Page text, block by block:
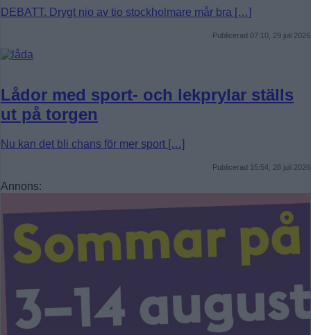
DEBATT. Drygt nio av tio stockholmare mår bra […]
Publicerad 07:10, 29 juli 2026
Lådor med sport- och lekprylar ställs
ut på torgen
Nu kan det bli chans för mer sport […]
Publicerad 15:54, 28 juli 2026
Annons: